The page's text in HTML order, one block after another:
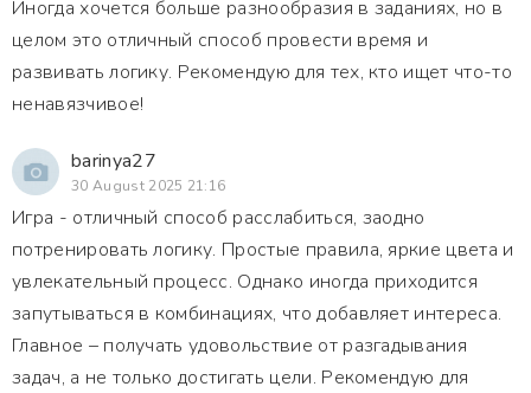
Иногда хочется больше разнообразия в заданиях, но в
целом это отличный способ провести время и
развивать логику. Рекомендую для тех, кто ищет что-то
ненавязчивое!
barinya27
30 August 2025 21:16
Игра - отличный способ расслабиться, заодно
потренировать логику. Простые правила, яркие цвета и
увлекательный процесс. Однако иногда приходится
запутываться в комбинациях, что добавляет интереса.
Главное – получать удовольствие от разгадывания
задач, а не только достигать цели. Рекомендую для